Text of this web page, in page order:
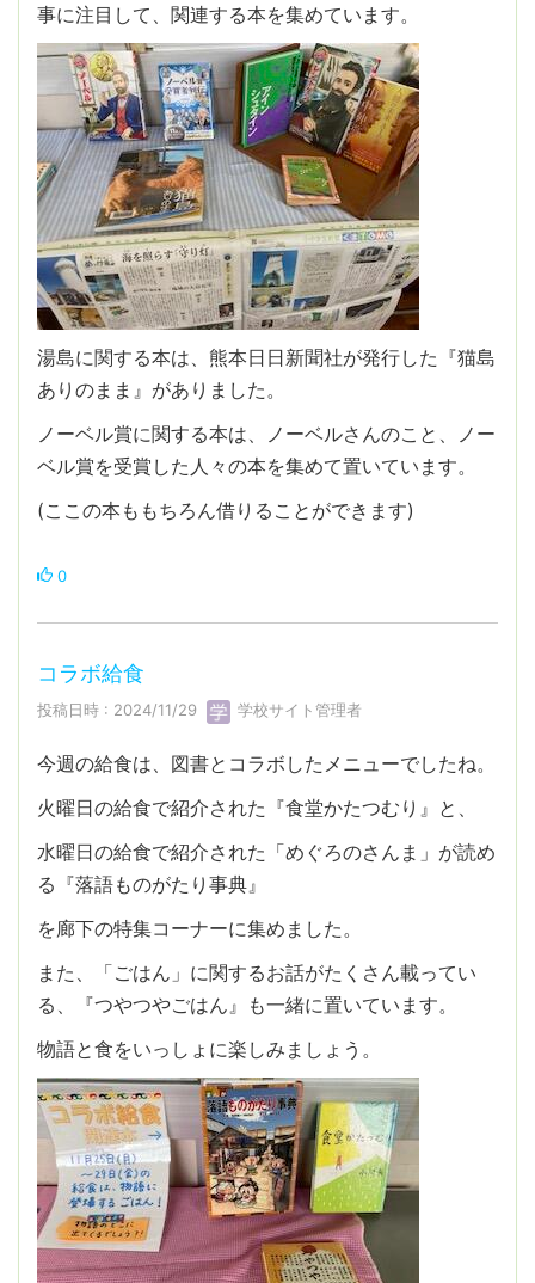
事に注目して、関連する本を集めています。
湯島に関する本は、熊本日日新聞社が発行した『猫島
ありのまま』がありました。
ノーベル賞に関する本は、ノーベルさんのこと、ノー
ベル賞を受賞した人々の本を集めて置いています。
(ここの本ももちろん借りることができます)
0
コラボ給食
投稿日時 : 2024/11/29 学校サイト管理者
今週の給食は、図書とコラボしたメニューでしたね。
火曜日の給食で紹介された『食堂かたつむり』と、
水曜日の給食で紹介された「めぐろのさんま」が読め
る『落語ものがたり事典』
を廊下の特集コーナーに集めました。
また、「ごはん」に関するお話がたくさん載ってい
る、『つやつやごはん』も一緒に置いています。
物語と食をいっしょに楽しみましょう。